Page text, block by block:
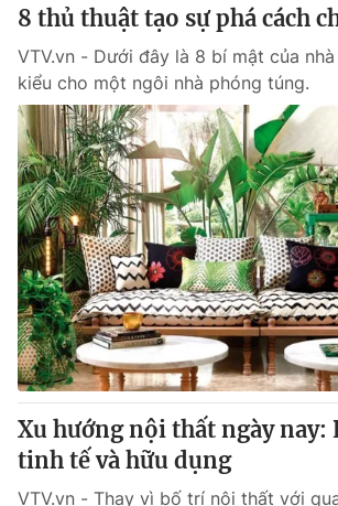
8 thủ thuật tạo sự phá cách
VTV.vn - Dưới đây là 8 bí mật của
kiểu cho một ngôi nhà phóng túng.
Xu hướng nội thất ngày nay:
tinh tế và hữu dụng
VTV.vn - Thay vì bố trí nội thất với